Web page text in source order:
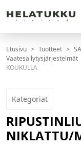
Etusivu Tuotteet
Vaatesäilytysjärjestelmät
KOUKULLA
Kategoriat
NIKLATTU/